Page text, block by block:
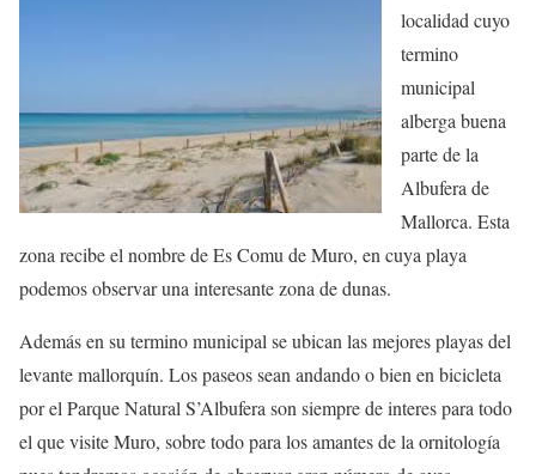
localidad cuyo
termino
municipal
alberga buena
parte de la
Albufera de
Mallorca. Esta
zona recibe el nombre de Es Comu de Muro, en cuya playa
podemos observar una interesante zona de dunas.
Además en su termino municipal se ubican las mejores playas del
levante mallorquín. Los paseos sean andando o bien en bicicleta
por el Parque Natural S’Albufera son siempre de interes para todo
el que visite Muro, sobre todo para los amantes de la ornitología